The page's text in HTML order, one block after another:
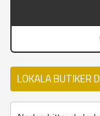
LOKALA BUTIKER